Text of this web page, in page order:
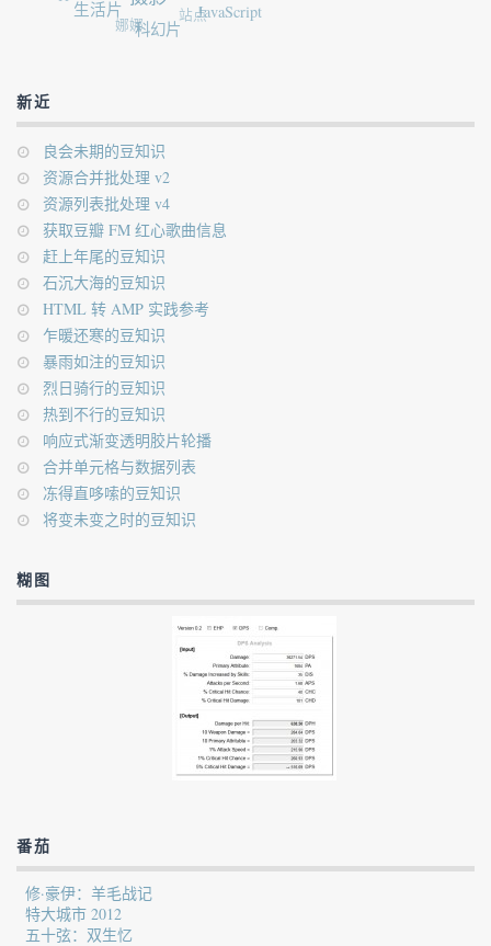
生活片
科幻片
JavaScript
娜娜 站点
新近
良会未期的豆知识
资源合并批处理 v2
资源列表批处理 v4
获取豆瓣 FM 红心歌曲信息
赶上年尾的豆知识
石沉大海的豆知识
HTML 转 AMP 实践参考
乍暖还寒的豆知识
暴雨如注的豆知识
烈日骑行的豆知识
热到不行的豆知识
响应式渐变透明胶片轮播
合并单元格与数据列表
冻得直哆嗦的豆知识
将变未变之时的豆知识
糊图
番茄
修·豪伊：羊毛战记
特大城市 2012
五十弦：双生忆